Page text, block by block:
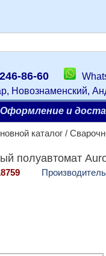
86-60
Новознаменский,
Оформление и
каталог /
полуавтомат